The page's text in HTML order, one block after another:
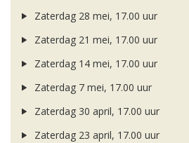
Zaterdag 28 mei, 17.00 uur
Zaterdag 21 mei, 17.00 uur
Zaterdag 14 mei, 17.00 uur
Zaterdag 7 mei, 17.00 uur
Zaterdag 30 april, 17.00 uur
Zaterdag 23 april, 17.00 uur